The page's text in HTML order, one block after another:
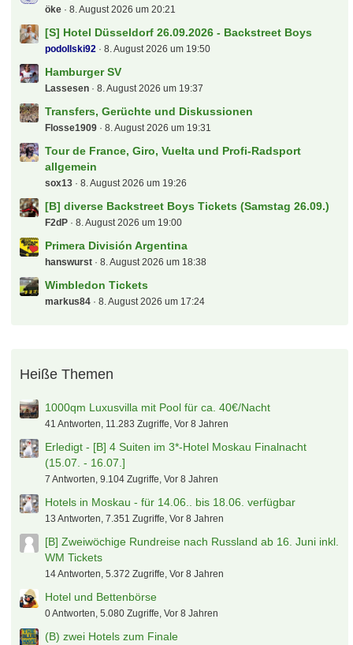
öke 8. August 2026 um 20:21
[S] Hotel Düsseldorf 26.09.2026 - Backstreet Boys
podollski92 8. August 2026 um 19:50
Hamburger SV
Lassesen 8. August 2026 um 19:37
Transfers, Gerüchte und Diskussionen
Flosse1909 8. August 2026 um 19:31
Tour de France, Giro, Vuelta und Profi-Radsport
allgemein
sox13 8. August 2026 um 19:26
[B] diverse Backstreet Boys Tickets (Samstag 26.09.)
F2dP 8. August 2026 um 19:00
Primera División Argentina
hanswurst 8. August 2026 um 18:38
Wimbledon Tickets
markus84 8. August 2026 um 17:24
Heiße Themen
1000qm Luxusvilla mit Pool für ca. 40€/Nacht
41 Antworten, 11.283 Zugriffe, Vor 8 Jahren
Erledigt - [B] 4 Suiten im 3*-Hotel Moskau Finalnacht
(15.07. - 16.07.]
7 Antworten, 9.104 Zugriffe, Vor 8 Jahren
Hotels in Moskau - für 14.06.. bis 18.06. verfügbar
13 Antworten, 7.351 Zugriffe, Vor 8 Jahren
[B] Zweiwöchige Rundreise nach Russland ab 16. Juni inkl.
WM Tickets
14 Antworten, 5.372 Zugriffe, Vor 8 Jahren
Hotel und Bettenbörse
0 Antworten, 5.080 Zugriffe, Vor 8 Jahren
(B) zwei Hotels zum Finale